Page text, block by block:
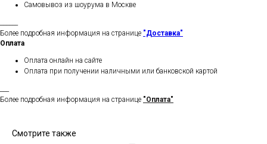
Самовывоз из шоурума в Москве
Более подробная информация на странице "Доставка"
Оплата
Оплата онлайн на сайте
Оплата при получении наличными или банковской картой
Более подробная информация на странице "Оплата"
Смотрите также